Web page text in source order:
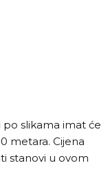
slikama imat će
metara. Cijena
stanovi u ovom